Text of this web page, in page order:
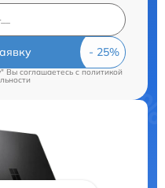
Вы соглашаетесь cполитикой